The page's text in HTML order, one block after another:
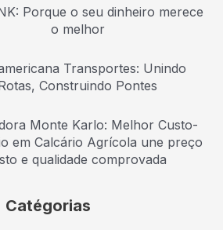
Porque o seu dinheiro merece
o melhor
Transportes: Unindo
Construindo Pontes
Monte Karlo: Melhor Custo-
em Calcário Agrícola une preço
e qualidade comprovada
Catégorias